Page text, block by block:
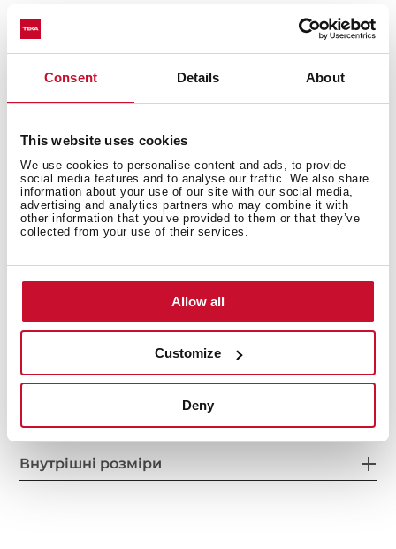
Consent Details About
This website uses cookies
We use cookies to personalise content and ads, to provide
social media features and to analyse our traffic. We also share
information about your use of our site with our social media,
advertising and analytics partners who may combine it with
other information that you’ve provided to them or that they’ve
collected from your use of their services.
Allow all
Customize
Deny
Системи безпеки та захисту: блокування панелі
управління, відключення при відкритті, примусова
Розміри: 390 х 595 х 334 мм
Максимальна потужність: 2,7 кВт
Підключення: кабель 110 см з вилкою
Внутрішні розміри